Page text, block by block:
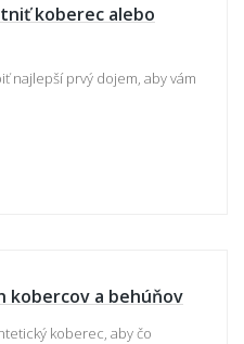
koberec alebo
najlepší prvý dojem, aby vám
kobercov a behúňov
koberec, aby čo